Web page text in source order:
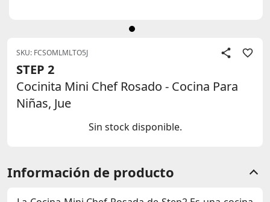
SKU: FCSOMLMLTO5J
STEP 2
Cocinita Mini Chef Rosado - Cocina Para
Niñas, Jue
Sin stock disponible.
Información de producto